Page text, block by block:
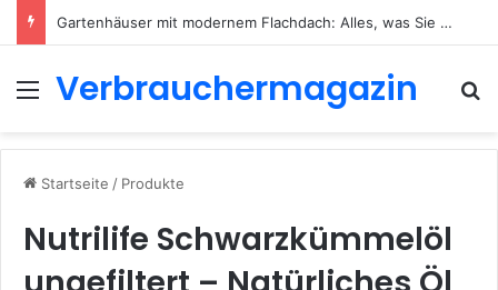
Welche LED Aufbauspots gibt es? Ein vollständiger Überblick für 2026
Menü
Verbrauchermagazin
Startseite / Produkte
Nutrilife Schwarzkümmelöl